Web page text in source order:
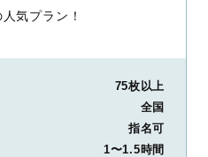
気プラン！
75枚以上
全国
指名可
1〜1.5時間